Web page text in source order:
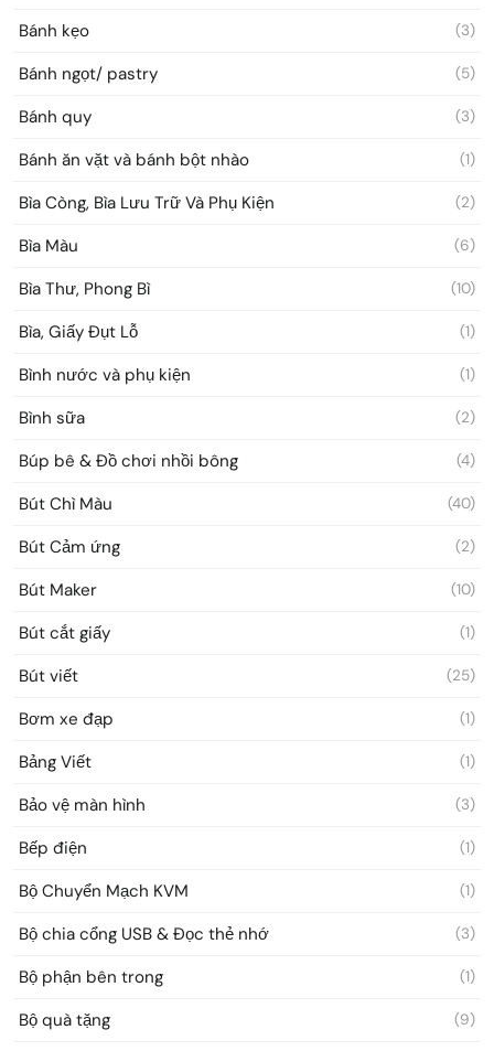
Bánh kẹo (3)
Bánh ngọt/ pastry (5)
Bánh quy (3)
Bánh ăn vặt và bánh bột nhào (1)
Bìa Còng, Bìa Lưu Trữ Và Phụ Kiện (2)
Bìa Màu (6)
Bìa Thư, Phong Bì (10)
Bìa, Giấy Đụt Lỗ (1)
Bình nước và phụ kiện (1)
Bình sữa (2)
Búp bê & Đồ chơi nhồi bông (4)
Bút Chì Màu (40)
Bút Cảm ứng (2)
Bút Maker (10)
Bút cắt giấy (1)
Bút viết (25)
Bơm xe đạp (1)
Bảng Viết (1)
Bảo vệ màn hình (3)
Bếp điện (1)
Bộ Chuyển Mạch KVM (1)
Bộ chia cổng USB & Đọc thẻ nhớ (3)
Bộ phận bên trong (1)
Bộ quà tặng (9)